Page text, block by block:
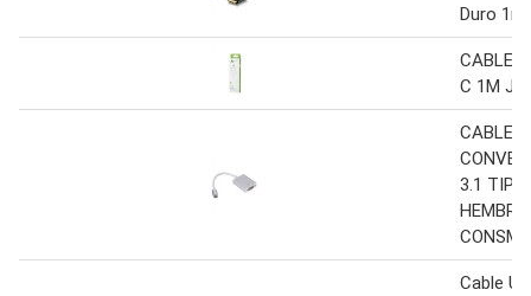
Duro
CABLE
C 1M
CABLE
3.1
CONSMO
Cable